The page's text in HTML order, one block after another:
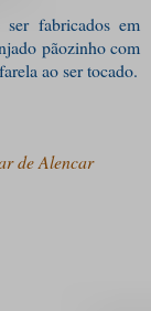
fabricados em
pãozinho com
ao ser tocado.
de Alencar